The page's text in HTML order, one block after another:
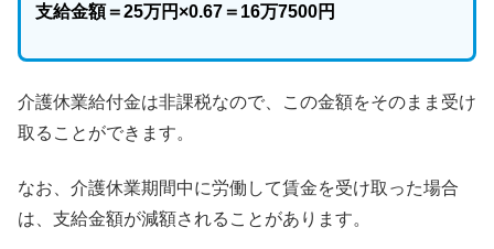
支給金額＝25万円×0.67＝16万7500円
介護休業給付金は非課税なので、この金額をそのまま受け
取ることができます。
なお、介護休業期間中に労働して賃金を受け取った場合
は、支給金額が減額されることがあります。